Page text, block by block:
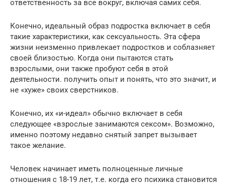
ответственность за все вокруг, включая самих себя.
Конечно, идеальный образ подростка включает в себя
такие характеристики, как сексуальность. Эта сфера
жизни неизменно привлекает подростков и соблазняет
своей близостью. Когда они пытаются стать
взрослыми, они также пробуют себя в этой
деятельности. получить опыт и понять, что это значит, и
не «хуже» своих сверстников.
Конечно, их «и-идеал» обычно включает в себя
следующее «взрослые занимаются сексом». Возможно,
именно поэтому недавно снятый запрет вызывает
такое желание.
Человек начинает иметь полноценные личные
отношения с 18-19 лет, т.е. когда его психика становится